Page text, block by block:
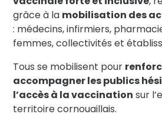
grâce à la mobilisation des
: médecins, infirmiers,
femmes, collectivités et
Tous se mobilisent pour
accompagner les publics
l’accès à la vaccination sur
territoire cornouaillais.